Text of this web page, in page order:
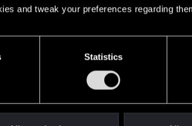
and tweak your preferences regarding
Statistics